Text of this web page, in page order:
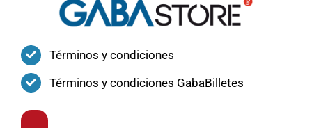
Términos y condiciones
Términos y condiciones GabaBilletes